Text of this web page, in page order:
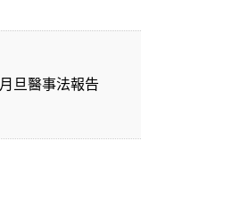
月旦醫事法報告